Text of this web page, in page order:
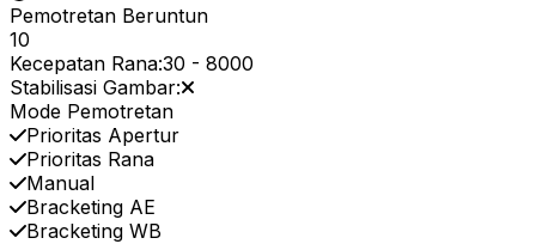
Pemotretan Beruntun
10
Kecepatan Rana:30 - 8000
Stabilisasi Gambar:
Mode Pemotretan
Prioritas Apertur
Prioritas Rana
Manual
Bracketing AE
Bracketing WB